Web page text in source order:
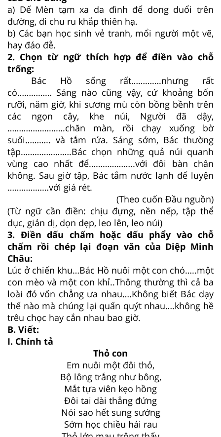
a) Dế Mèn tạm xa da đình để dong duổi trên
đường, đi chu ru khắp thiên hạ.
b) Các bạn học sinh vẻ tranh, mổi người một vẽ,
hay đáo đễ.
2. Chọn từ ngữ thích hợp để điền vào chỗ
trống:
Bác Hồ sống rất………….nhưng rất
có…………… Sáng nào cũng vậy, cứ khoảng bốn
rưỡi, năm giờ, khi sương mù còn bồng bềnh trên
các ngọn cây, khe núi, Người đã dậy,
…………………….chăn màn, rồi chạy xuống bờ
suối……….. và tắm rửa. Sáng sớm, Bác thường
tập………………….Bác chọn những quả núi quanh
vùng cao nhất để………………..với đôi bàn chân
không. Sau giờ tập, Bác tắm nước lạnh để luyện
………………với giá rét.
(Theo cuốn Đầu nguồn)
(Từ ngữ cần điền: chịu đựng, nền nếp, tập thể
dục, giản dị, dọn dẹp, leo lên, leo núi)
3. Điền dấu chấm hoặc dấu phẩy vào chỗ
chấm rồi chép lại đoạn văn của Diệp Minh
Châu:
Lúc ở chiến khu…Bác Hồ nuôi một con chó…..một
con mèo và một con khỉ..Thông thường thì cả ba
loài đó vốn chẳng ưa nhau….Không biết Bác dạy
thế nào mà chúng lại quấn quýt nhau….không hề
trêu chọc hay cắn nhau bao giờ.
B. Viết:
I. Chính tả
Thỏ con
Em nuôi một đôi thỏ,
Bộ lông trắng như bông,
Mắt tựa viên kẹo hồng
Đôi tai dài thẳng đứng
Nói sao hết sung sướng
Sớm học chiều hái rau